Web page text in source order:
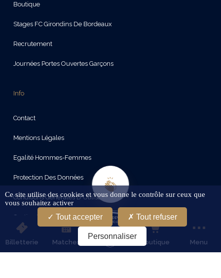
Billetterie Matches Boutique Menu
Boutique
Stages FC Girondins De Bordeaux
Recrutement
Journées Portes Ouvertes Garçons
Info
Contact
Mentions Légales
Egalité Hommes-Femmes
Protection Des Données
Conditions Générales D'Utilisation
Gestion Des Cookies
Restez connectes
Ce site utilise des cookies et vous donne le contrôle sur ceux que
vous souhaitez activer
Tout accepter Tout refuser
Personnaliser